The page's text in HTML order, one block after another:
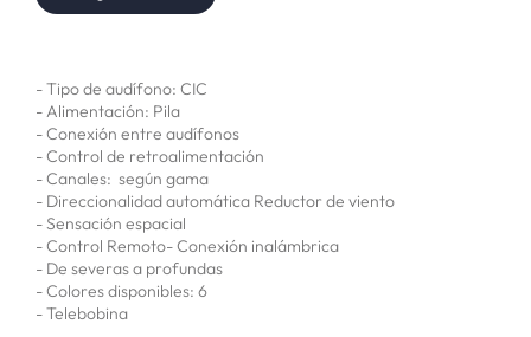
- Tipo de audífono: CIC
- Alimentación: Pila
- Conexión entre audífonos
- Control de retroalimentación
- Canales: según gama
- Direccionalidad automática Reductor de viento
- Sensación espacial
- Control Remoto- Conexión inalámbrica
- De severas a profundas
- Colores disponibles: 6
- Telebobina